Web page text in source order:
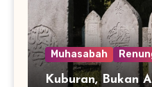
Muhasabah
Kuburan, Bukan